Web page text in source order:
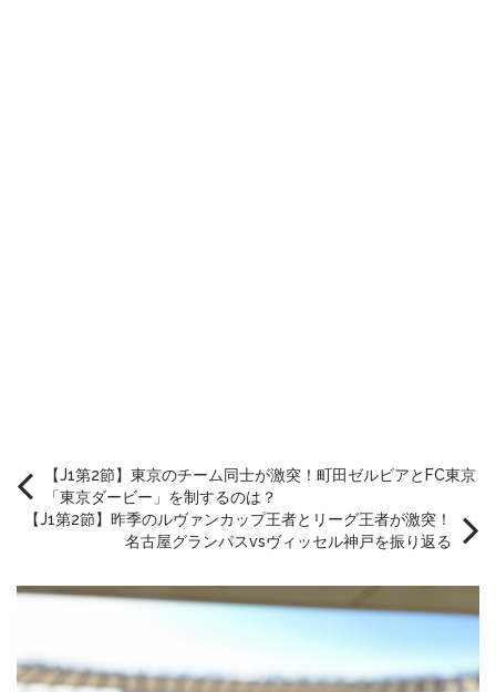
【J1第2節】東京のチーム同士が激突！町田ゼルビアとFC東京
「東京ダービー」を制するのは？
【J1第2節】昨季のルヴァンカップ王者とリーグ王者が激突！
名古屋グランパスvsヴィッセル神戸を振り返る